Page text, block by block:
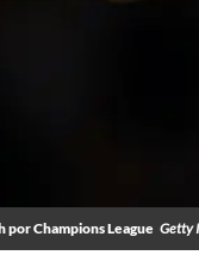
Champions League Getty